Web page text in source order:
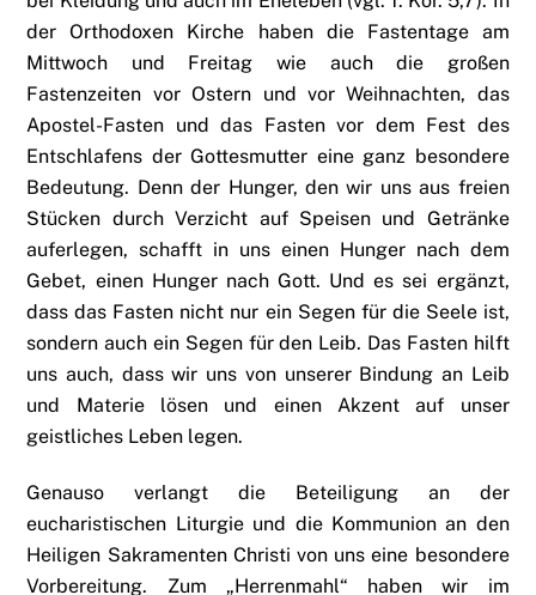
der Orthodoxen Kirche haben die Fastentage am
Mittwoch und Freitag wie auch die großen
Fastenzeiten vor Ostern und vor Weihnachten, das
Apostel-Fasten und das Fasten vor dem Fest des
Entschlafens der Gottesmutter eine ganz besondere
Bedeutung. Denn der Hunger, den wir uns aus freien
Stücken durch Verzicht auf Speisen und Getränke
auferlegen, schafft in uns einen Hunger nach dem
Gebet, einen Hunger nach Gott. Und es sei ergänzt,
dass das Fasten nicht nur ein Segen für die Seele ist,
sondern auch ein Segen für den Leib. Das Fasten hilft
uns auch, dass wir uns von unserer Bindung an Leib
und Materie lösen und einen Akzent auf unser
geistliches Leben legen.
Genauso verlangt die Beteiligung an der
eucharistischen Liturgie und die Kommunion an den
Heiligen Sakramenten Christi von uns eine besondere
Vorbereitung. Zum „Herrenmahl“ haben wir im